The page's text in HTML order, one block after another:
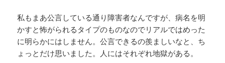
私もまあ公言している通り障害者なんですが、病名を明
かすと怖がられるタイプのものなのでリアルではめった
に明らかにはしません。公言できるの羨ましいなと、ち
ょっとだけ思いました。人にはそれぞれ地獄がある。